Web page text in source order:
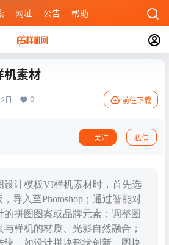
网址 公告 帮助
机素材
日 0 前往下载
关注 私信
设计模板VI样机素材时，首先选
导入至Photoshop；通过智能对
拼图图案或品牌元素；调整图
样机的材质、光影自然融合；
统，如设计拼块形状创新、图块